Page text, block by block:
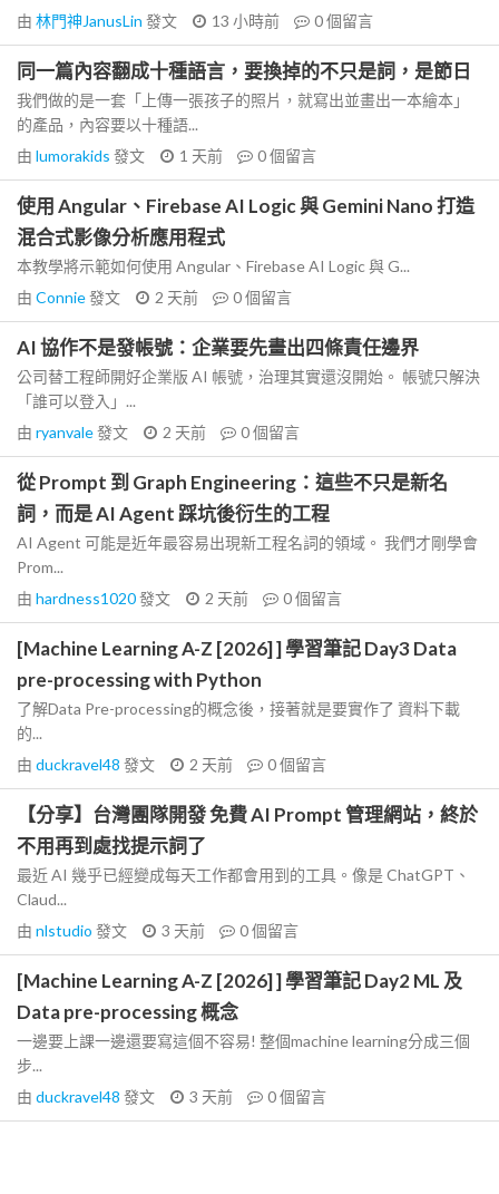
由 林門神JanusLin 發文 13 小時前 0個留言
同一篇內容翻成十種語言，要換掉的不只是詞，是節日
我們做的是一套「上傳一張孩子的照片，就寫出並畫出一本繪本」
的產品，內容要以十種語...
由 lumorakids 發文 1 天前 0個留言
使用 Angular、Firebase AI Logic 與 Gemini Nano 打造
混合式影像分析應用程式
本教學將示範如何使用 Angular、Firebase AI Logic 與 G...
由 Connie發文 2 天前 0個留言
AI 協作不是發帳號：企業要先畫出四條責任邊界
公司替工程師開好企業版 AI 帳號，治理其實還沒開始。 帳號只解決
「誰可以登入」...
由 ryanvale發文 2 天前 0個留言
從 Prompt 到 Graph Engineering：這些不只是新名
詞，而是 AI Agent 踩坑後衍生的工程
AI Agent 可能是近年最容易出現新工程名詞的領域。 我們才剛學會
Prom...
由 hardness1020發文 2 天前 0個留言
[Machine Learning A-Z [2026] ] 學習筆記 Day3 Data
pre-processing with Python
了解Data Pre-processing的概念後，接著就是要實作了 資料下載
的...
由 duckravel48 發文 2 天前 0個留言
【分享】台灣團隊開發 免費 AI Prompt 管理網站，終於
不用再到處找提示詞了
最近 AI 幾乎已經變成每天工作都會用到的工具。像是 ChatGPT、
Claud...
由 nlstudio 發文 3 天前 0個留言
[Machine Learning A-Z [2026] ] 學習筆記 Day2 ML 及
Data pre-processing 概念
一邊要上課一邊還要寫這個不容易! 整個machine learning分成三個
步...
由 duckravel48 發文 3 天前 0個留言